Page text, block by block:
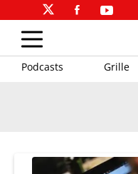
Podcasts Grille